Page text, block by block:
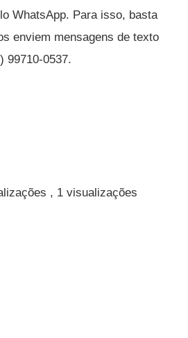
WhatsApp. Para isso, basta
enviem mensagens de texto
99710-0537.
, 1 visualizações